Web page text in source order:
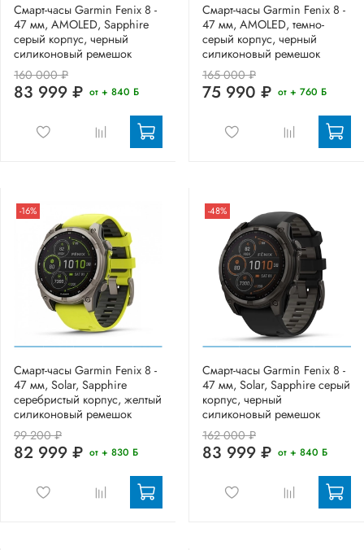
Смарт-часы Garmin Fenix 8 -
47 мм, AMOLED, Sapphire
серый корпус, черный
силиконовый ремешок
160 000 ₽
83 999 ₽ от + 840 Б
Смарт-часы Garmin Fenix 8 -
47 мм, AMOLED, темно-
серый корпус, черный
силиконовый ремешок
165 000 ₽
75 990 ₽ от + 760 Б
-16%
Смарт-часы Garmin Fenix 8 -
47 мм, Solar, Sapphire
серебристый корпус, желтый
силиконовый ремешок
99 200 ₽
82 999 ₽ от + 830 Б
-48%
Смарт-часы Garmin Fenix 8 -
47 мм, Solar, Sapphire серый
корпус, черный
силиконовый ремешок
162 000 ₽
83 999 ₽ от + 840 Б